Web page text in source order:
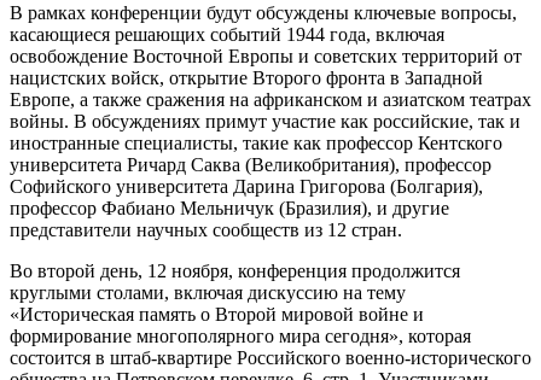
В рамках конференции будут обсуждены ключевые вопросы,
касающиеся решающих событий 1944 года, включая
освобождение Восточной Европы и советских территорий от
нацистских войск, открытие Второго фронта в Западной
Европе, а также сражения на африканском и азиатском театрах
войны. В обсуждениях примут участие как российские, так и
иностранные специалисты, такие как профессор Кентского
университета Ричард Саква (Великобритания), профессор
Софийского университета Дарина Григорова (Болгария),
профессор Фабиано Мельничук (Бразилия), и другие
представители научных сообществ из 12 стран.
Во второй день, 12 ноября, конференция продолжится
круглыми столами, включая дискуссию на тему
«Историческая память о Второй мировой войне и
формирование многополярного мира сегодня», которая
состоится в штаб-квартире Российского военно-исторического